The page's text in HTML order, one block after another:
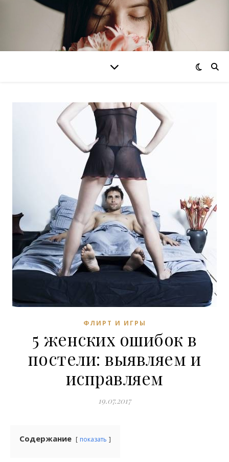
ФЛИРТ И ИГРЫ
5 женских ошибок в
постели: выявляем и
исправляем
19.07.2017
Содержание показать